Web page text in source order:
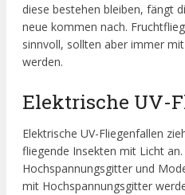
diese bestehen bleiben, fängt
neue kommen nach.
sinnvoll, sollten aber immer
werden.
Elektrische UV-
Elektrische UV-Fliegenfallen
fliegende Insekten mit Licht
Hochspannungsgitter und
mit Hochspannungsgitter